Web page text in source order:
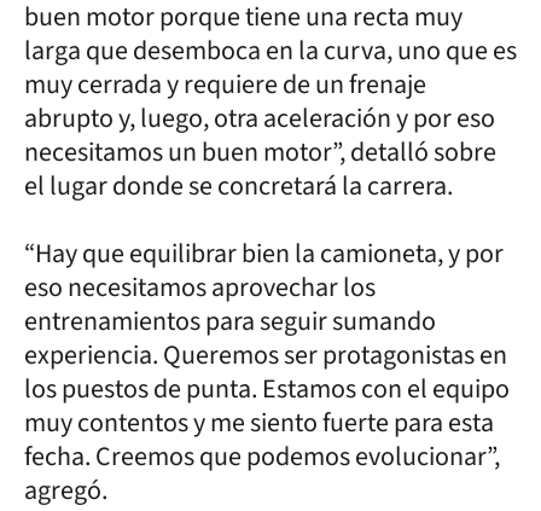
buen motor porque tiene una recta muy
larga que desemboca en la curva, uno que es
muy cerrada y requiere de un frenaje
abrupto y, luego, otra aceleración y por eso
necesitamos un buen motor”, detalló sobre
el lugar donde se concretará la carrera.
“Hay que equilibrar bien la camioneta, y por
eso necesitamos aprovechar los
entrenamientos para seguir sumando
experiencia. Queremos ser protagonistas en
los puestos de punta. Estamos con el equipo
muy contentos y me siento fuerte para esta
fecha. Creemos que podemos evolucionar”,
agregó.